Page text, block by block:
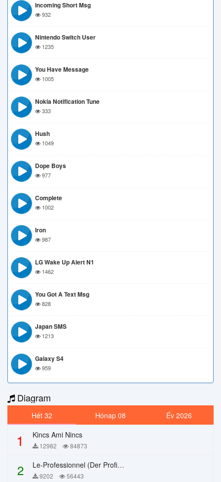
Incoming Short Msg
932
Nintendo Switch User
1235
You Have Message
1005
Nokia Notification Tune
333
Hush
1049
Dope Boys
977
Complete
1002
Iron
987
LG Wake Up Alert N1
1462
You Got A Text Msg
828
Japan SMS
1213
Galaxy S4
959
Diagram
Hét 32 Hónap 08 Év 2026
1 Kincs Ami Nincs
12982 84873
2 Le-Professionnel (Der Profi) – Chi Mai
9202 56443